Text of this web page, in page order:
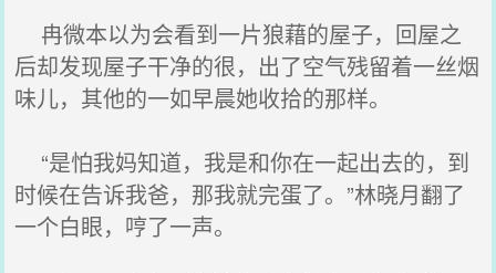
冉微本以为会看到一片狼藉的屋子，回屋之
后却发现屋子干净的很，出了空气残留着一丝烟
味儿，其他的一如早晨她收拾的那样。
“是怕我妈知道，我是和你在一起出去的，到
时候在告诉我爸，那我就完蛋了。”林晓月翻了
一个白眼，哼了一声。